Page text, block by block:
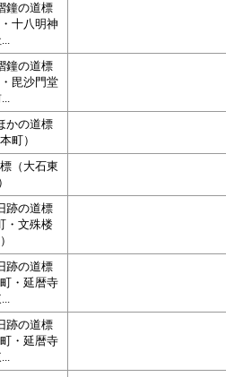
鐘の道標
・十八明神
鐘の道標
・毘沙門堂
かの道標
町）
（大石東
跡の道標
・文殊楼
跡の道標
・延暦寺
跡の道標
・延暦寺